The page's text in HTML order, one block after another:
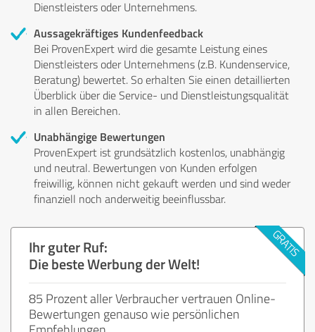
Dienstleisters oder Unternehmens.
Aussagekräftiges Kundenfeedback
Bei ProvenExpert wird die gesamte Leistung eines
Dienstleisters oder Unternehmens (z.B. Kundenservice,
Beratung) bewertet. So erhalten Sie einen detaillierten
Überblick über die Service- und Dienstleistungsqualität
in allen Bereichen.
Unabhängige Bewertungen
ProvenExpert ist grundsätzlich kostenlos, unabhängig
und neutral. Bewertungen von Kunden erfolgen
freiwillig, können nicht gekauft werden und sind weder
finanziell noch anderweitig beeinflussbar.
Ihr guter Ruf:
Die beste Werbung der Welt!
85 Prozent aller Verbraucher vertrauen Online-
Bewertungen genauso wie persönlichen